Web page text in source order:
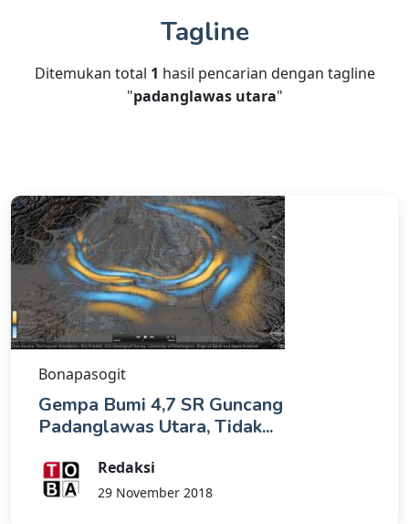
Tagline
Ditemukan total 1 hasil pencarian dengan tagline
"padanglawas utara"
Bonapasogit
Gempa Bumi 4,7 SR Guncang
Padanglawas Utara, Tidak...
Redaksi
29 November 2018